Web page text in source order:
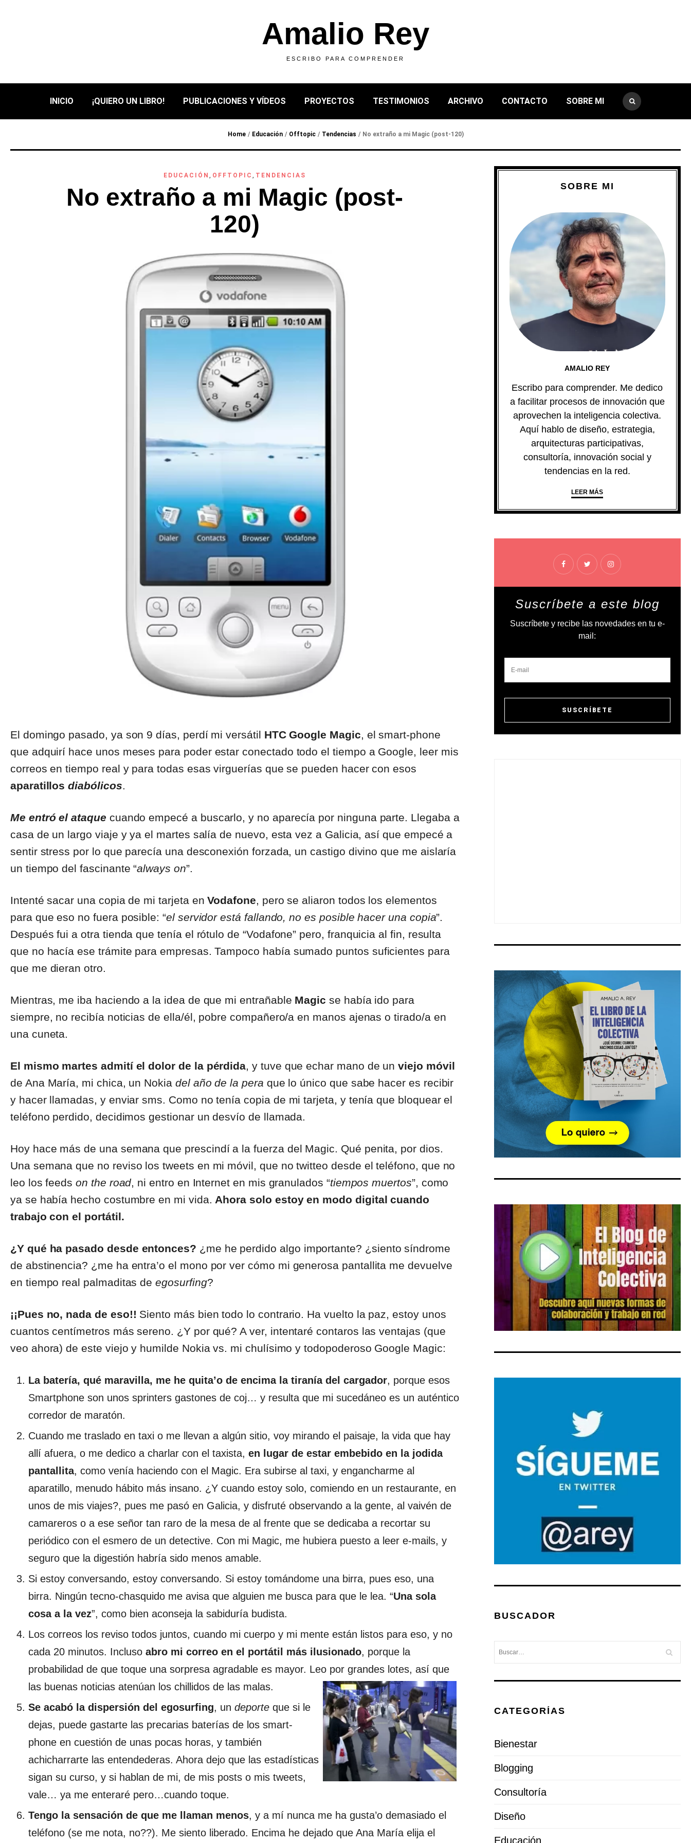
Amalio Rey
ESCRIBO PARA COMPRENDER
INICIO ¡QUIERO UN LIBRO! PUBLICACIONES Y VÍDEOS PROYECTOS TESTIMONIOS ARCHIVO CONTACTO SOBRE MI
Home / Educación / Offtopic / Tendencias / No extraño a mi Magic (post-120)
EDUCACIÓN, OFFTOPIC, TENDENCIAS
No extraño a mi Magic (post-
120)
El domingo pasado, ya son 9 días, perdí mi versátil HTC Google Magic, el smart-phone
que adquirí hace unos meses para poder estar conectado todo el tiempo a Google, leer mis
correos en tiempo real y para todas esas virguerías que se pueden hacer con esos
aparatillosdiabólicos.
Me entró el ataque cuando empecé a buscarlo, y no aparecía por ninguna parte. Llegaba a
casa de un largo viaje y ya el martes salía de nuevo, esta vez a Galicia, así que empecé a
sentir stress por lo que parecía una desconexión forzada, un castigo divino que me aislaría
un tiempo del fascinante “always on”.
Intenté sacar una copia de mi tarjeta enVodafone, pero se aliaron todos los elementos
para que eso no fuera posible: “el servidor está fallando, no es posible hacer una copia”.
Después fui a otra tienda que tenía el rótulo de “Vodafone” pero, franquicia al fin, resulta
que no hacía ese trámite para empresas. Tampoco había sumado puntos suficientes para
que me dieran otro.
Mientras, me iba haciendo a la idea de que mi entrañable Magic se había ido para
siempre, no recibía noticias de ella/él, pobre compañero/a en manos ajenas o tirado/a en
una cuneta.
El mismo martes admití el dolor de la pérdida, y tuve que echar mano de unviejo móvil
de Ana María, mi chica, un Nokia del año de la pera que lo único que sabe hacer es recibir
y hacer llamadas, y enviar sms. Como no tenía copia de mi tarjeta, y tenía que bloquear el
teléfono perdido, decidimos gestionar un desvío de llamada.
Hoy hace más de una semana que prescindí a la fuerza del Magic. Qué penita, por dios.
Una semana que no reviso los tweets en mi móvil, que no twitteo desde el teléfono, que no
leo los feedson the road, ni entro en Internet en mis granulados “tiempos muertos”, como
ya se había hecho costumbre en mi vida. Ahora solo estoy en modo digital cuando
trabajo con el portátil.
¿Y qué ha pasado desde entonces? ¿me he perdido algo importante? ¿siento síndrome
de abstinencia? ¿me ha entra’o el mono por ver cómo mi generosa pantallita me devuelve
en tiempo real palmaditas deegosurfing?
¡¡Pues no, nada de eso!! Siento más bien todo lo contrario. Ha vuelto la paz, estoy unos
cuantos centímetros más sereno. ¿Y por qué? A ver, intentaré contaros las ventajas (que
veo ahora) de este viejo y humilde Nokia vs. mi chulísimo y todopoderoso Google Magic:
La batería, qué maravilla, me he quita’o de encima la tiranía del cargador, porque esos
Smartphone son unos sprinters gastones de coj… y resulta que mi sucedáneo es un auténtico
corredor de maratón.
Cuando me traslado en taxi o me llevan a algún sitio, voy mirando el paisaje, la vida que hay
allí afuera, o me dedico a charlar con el taxista, en lugar de estar embebido en la jodida
pantallita, como venía haciendo con el Magic. Era subirse al taxi, y engancharme al
aparatillo, menudo hábito más insano. ¿Y cuando estoy solo, comiendo en un restaurante, en
unos de mis viajes?, pues me pasó en Galicia, y disfruté observando a la gente, al vaivén de
camareros o a ese señor tan raro de la mesa de al frente que se dedicaba a recortar su
periódico con el esmero de un detective. Con mi Magic, me hubiera puesto a leer e-mails, y
seguro que la digestión habría sido menos amable.
Si estoy conversando, estoy conversando. Si estoy tomándome una birra, pues eso, una
birra. Ningún tecno-chasquido me avisa que alguien me busca para que le lea. “Una sola
cosa a la vez”, como bien aconseja la sabiduría budista.
Los correos los reviso todos juntos, cuando mi cuerpo y mi mente están listos para eso, y no
cada 20 minutos. Incluso abro mi correo en el portátil más ilusionado, porque la
probabilidad de que toque una sorpresa agradable es mayor. Leo por grandes lotes, así que
las buenas noticias atenúan los chillidos de las malas.
Se acabó la dispersión del egosurfing, un deporte que si le
dejas, puede gastarte las precarias baterías de los smart-
phone en cuestión de unas pocas horas, y también
achicharrarte las entendederas. Ahora dejo que las estadísticas
sigan su curso, y si hablan de mi, de mis posts o mis tweets,
vale… ya me enteraré pero…cuando toque.
Tengo la sensación de que me llaman menos, y a mí nunca me ha gusta’o demasiado el
teléfono (se me nota, no??). Me siento liberado. Encima he dejado que Ana María elija el
SOBRE MI
AMALIO REY
Escribo para comprender. Me dedico
a facilitar procesos de innovación que
aprovechen la inteligencia colectiva.
Aquí hablo de diseño, estrategia,
arquitecturas participativas,
consultoría, innovación social y
tendencias en la red.
LEER MÁS
Suscríbete a este blog
Suscríbete y recibe las novedades en tu e-
mail:
BUSCADOR
CATEGORÍAS
Bienestar
Blogging
Consultoría
Diseño
Educación